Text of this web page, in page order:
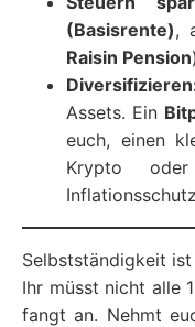
(Basisrente),
Raisin Pension
Assets. Ein
euch, einen
Krypto
Selbstständigkeit
Ihr müsst nicht alle
fangt an. Nehmt